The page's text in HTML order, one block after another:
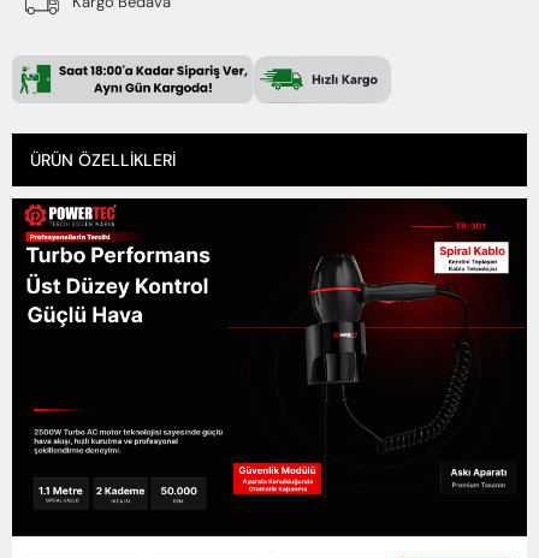
ÜRÜN ÖZELLIKLERI